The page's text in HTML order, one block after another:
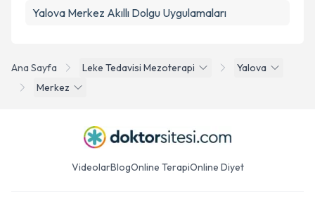
Ana Sayfa Leke Tedavisi Mezoterapi
Yalova
Merkez
Yalova Merkez Akıllı Dolgu Uygulamaları
VideolarBlogOnline TerapiOnline Diyet